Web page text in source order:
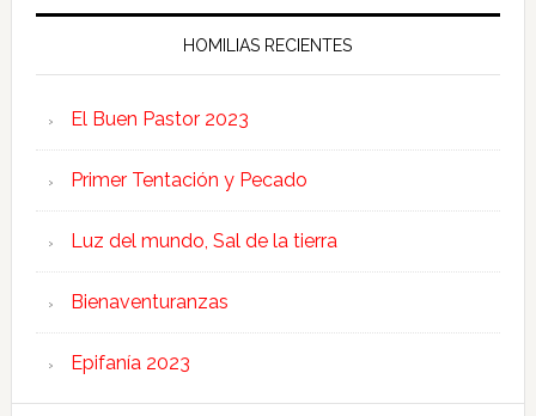
HOMILIAS RECIENTES
El Buen Pastor 2023
Primer Tentación y Pecado
Luz del mundo, Sal de la tierra
Bienaventuranzas
Epifanía 2023